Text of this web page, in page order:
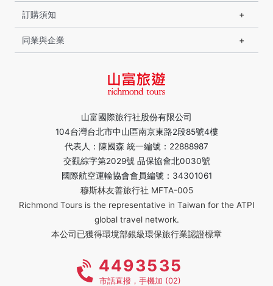
山富國際旅行社股份有限公司
104台灣台北市中山區南京東路2段85號4樓
代表人：陳國森 統一編號：22888987
交觀綜字第2029號 品保協會北0030號
國際航空運輸協會會員編號：34301061
穆斯林友善旅行社 MFTA-005
Richmond Tours is the representative in Taiwan for the ATPI
global travel network.
本公司已獲得環境部銀級環保旅行業認證標章
訂購須知
同業與企業
4493535
市話直撥，手機加 (02)